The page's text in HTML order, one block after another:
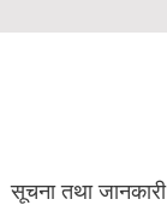
सूचना तथा जानकारी